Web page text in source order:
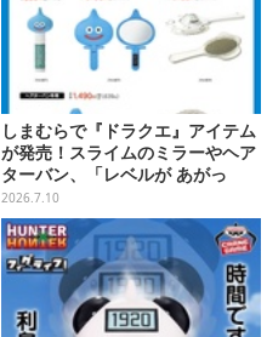
しまむらで『ドラクエ』アイテム
が発売！スライムのミラーやヘア
ターバン、「レベルが あがっ
た！」アクセサリーなど
2026.7.10